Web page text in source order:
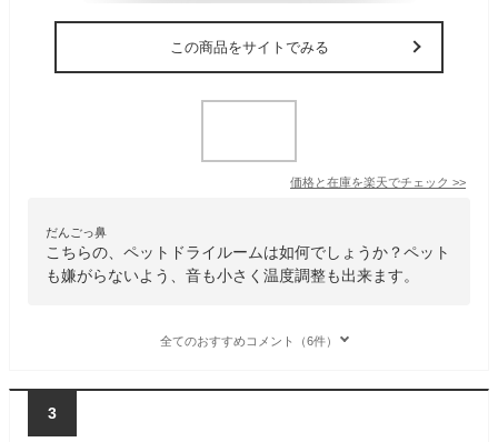
この商品をサイトでみる
価格と在庫を楽天でチェック >>
だんごっ鼻
こちらの、ペットドライルームは如何でしょうか？ペット
も嫌がらないよう、音も小さく温度調整も出来ます。
全てのおすすめコメント（6件）
3